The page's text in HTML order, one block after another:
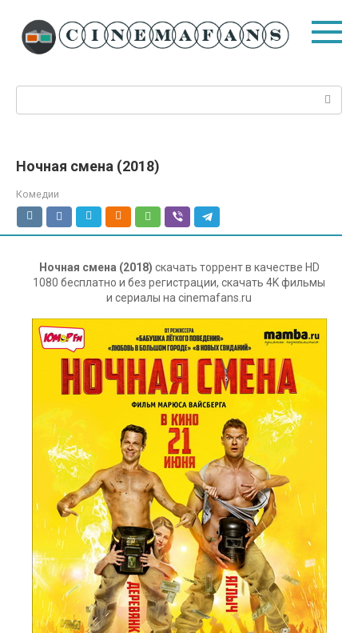
контенту
Ночная смена (2018)
Комедии
Ночная смена (2018) скачать торрент в качестве HD
1080 бесплатно и без регистрации, скачать 4K фильмы
и сериалы на cinemafans.ru